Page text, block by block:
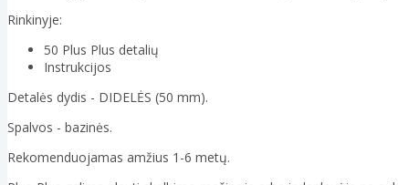
Rinkinyje:
50 Plus Plus detalių
Instrukcijos
Detalės dydis - DIDELĖS (50 mm).
Spalvos - bazinės.
Rekomenduojamas amžius 1-6 metų.